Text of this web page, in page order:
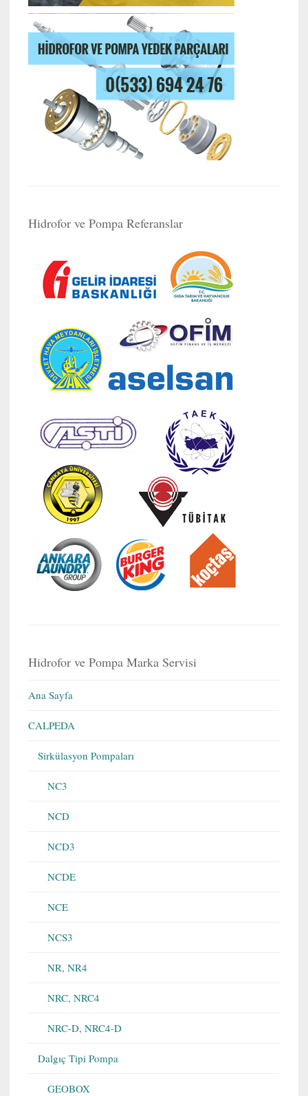
Hidrofor ve Pompa Referanslar
Hidrofor ve Pompa Marka Servisi
Ana Sayfa
CALPEDA
Sirkülasyon Pompaları
NC3
NCD
NCD3
NCDE
NCE
NCS3
NR, NR4
NRC, NRC4
NRC-D, NRC4-D
Dalgıç Tipi Pompa
GEOBOX